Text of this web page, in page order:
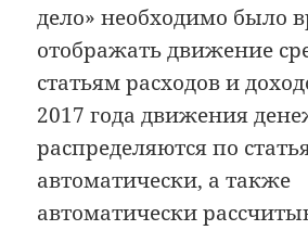
дело» необходимо было
отображать движение
статьям расходов и
2017 года движения
распределяются по
автоматически, а также
автоматически